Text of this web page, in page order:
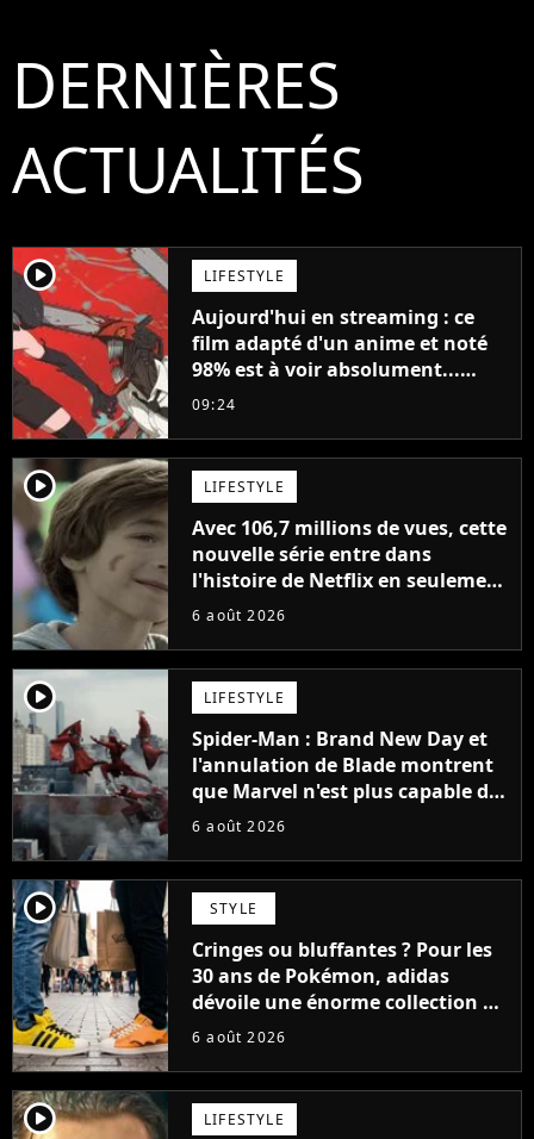
DERNIÈRES
ACTUALITÉS
player2 LIFESTYLE
Aujourd'hui en streaming : ce
film adapté d'un anime et noté
98% est à voir absolument...
sinon vous ne comprendrez plus
09:24
player2 LIFESTYLE
Avec 106,7 millions de vues, cette
nouvelle série entre dans
l'histoire de Netflix en seulement
48 jours
6 août 2026
player2 LIFESTYLE
Spider-Man : Brand New Day et
l'annulation de Blade montrent
que Marvel n'est plus capable de
faire quoi que ce soit de simple
6 août 2026
player2 STYLE
Cringes ou bluffantes ? Pour les
30 ans de Pokémon, adidas
dévoile une énorme collection de
sneakers et je ne sais pas quoi en
6 août 2026
player2 LIFESTYLE